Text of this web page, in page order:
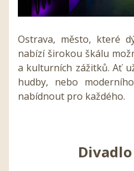
Ostrava, město, které
nabízí širokou škálu
a kulturních zážitků. Ať
hudby, nebo
nabídnout pro každého.
Divadlo